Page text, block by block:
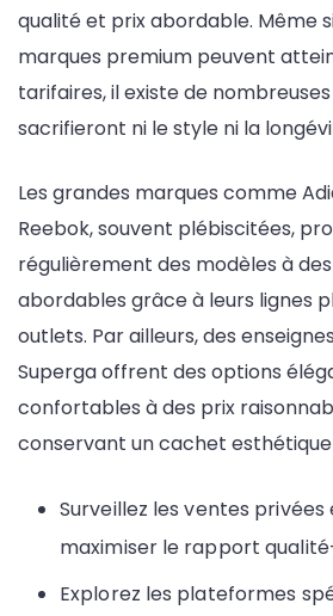
qualité et prix abordable. Même
marques premium peuvent
tarifaires, il existe de
sacrifieront ni le style ni la
Les grandes marques comme
Reebok, souvent plébiscitées,
régulièrement des modèles à
abordables grâce à leurs lignes
outlets. Par ailleurs, des
Superga offrent des options
confortables à des prix
conservant un cachet
Surveillez les ventes
maximiser le rapport
Explorez les plateformes